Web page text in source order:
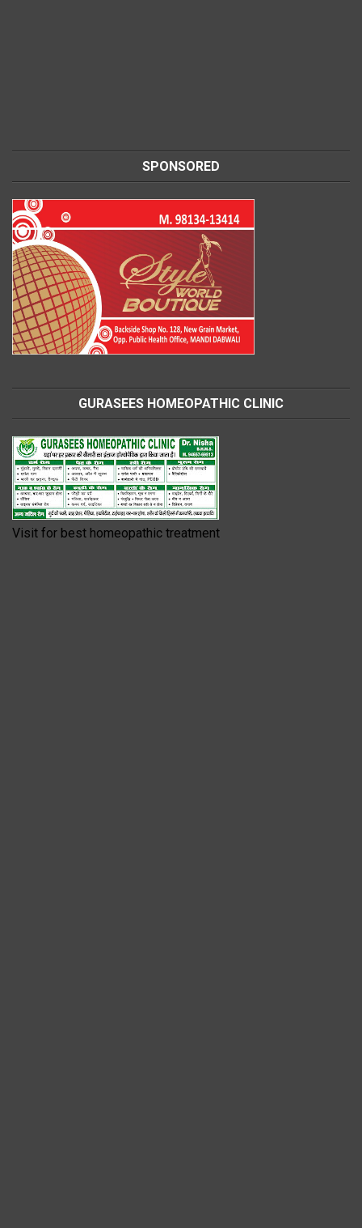
SPONSORED
GURASEES HOMEOPATHIC CLINIC
Visit for best homeopathic treatment